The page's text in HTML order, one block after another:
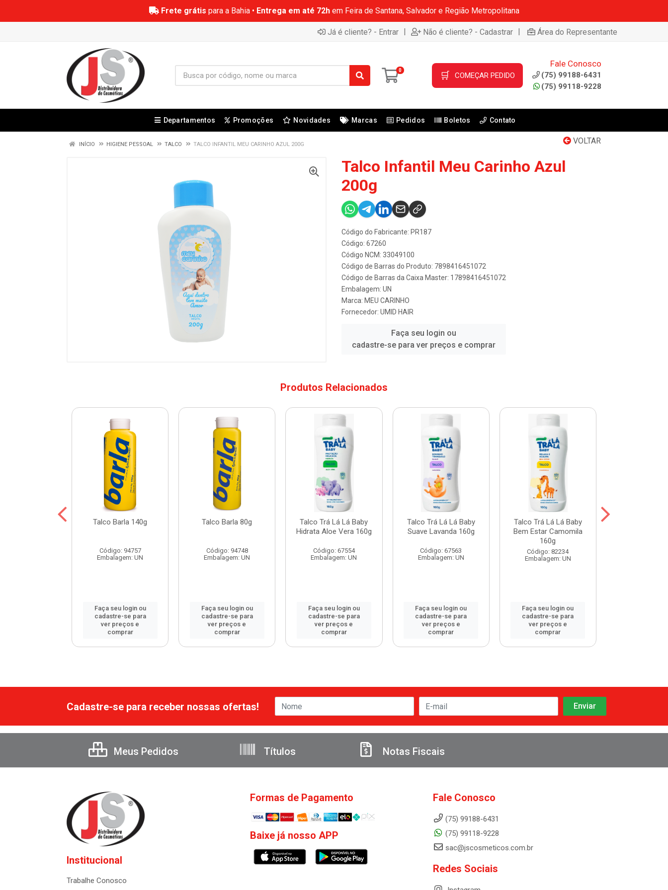
Frete grátis para a Bahia • Entrega em até 72hem Feira de Santana, Salvador e Região Metropolitana
Já é cliente? - Entrar | Não é cliente? - Cadastrar | Área do Representante
0 🛒 COMEÇAR PEDIDO
Fale Conosco
(75) 99188-6431
(75) 99118-9228
Departamentos Promoções Novidades Marcas Pedidos Boletos Contato
VOLTAR
INÍCIO HIGIENE PESSOAL TALCO TALCO INFANTIL MEU CARINHO AZUL 200G
Talco Infantil Meu Carinho Azul
200g
Código do Fabricante: PR187
Código: 67260
Código NCM: 33049100
Código de Barras do Produto: 7898416451072
Código de Barras da Caixa Master: 17898416451072
Embalagem: UN
Marca: MEU CARINHO
Fornecedor: UMID HAIR
Faça seu login ou
cadastre-se para ver preços e comprar
Produtos Relacionados
Talco Barla 140g
Código: 94757
Embalagem: UN
Faça seu login ou
cadastre-se para
ver preços e
comprar
Talco Barla 80g
Código: 94748
Embalagem: UN
Faça seu login ou
cadastre-se para
ver preços e
comprar
Talco Trá Lá Lá Baby
Hidrata Aloe Vera 160g
Código: 67554
Embalagem: UN
Faça seu login ou
cadastre-se para
ver preços e
comprar
Talco Trá Lá Lá Baby
Suave Lavanda 160g
Código: 67563
Embalagem: UN
Faça seu login ou
cadastre-se para
ver preços e
comprar
Talco Trá Lá Lá Baby
Bem Estar Camomila
160g
Código: 82234
Embalagem: UN
Faça seu login ou
cadastre-se para
ver preços e
comprar
Cadastre-se para receber nossas ofertas!
Meus Pedidos Títulos Notas Fiscais
Institucional
Trabalhe Conosco
Formas de Pagamento
Baixe já nosso APP
Fale Conosco
(75) 99188-6431
(75) 99118-9228
sac@jscosmeticos.com.br
Redes Sociais